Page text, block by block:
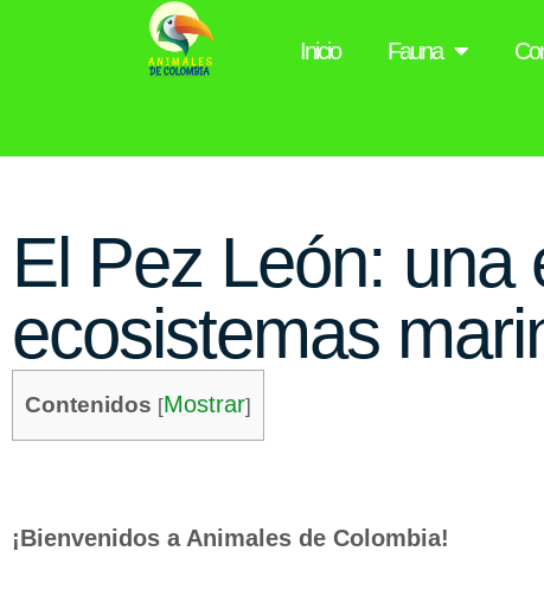
Inicio Fauna
El Pez León: una
ecosistemas
Contenidos [Mostrar]
¡Bienvenidos a Animales de Colombia!